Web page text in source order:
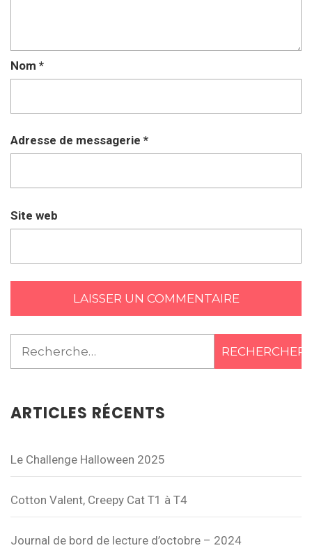
Nom *
Adresse de messagerie *
Site web
ARTICLES RÉCENTS
Le Challenge Halloween 2025
Cotton Valent, Creepy Cat T1 à T4
Journal de bord de lecture d’octobre – 2024